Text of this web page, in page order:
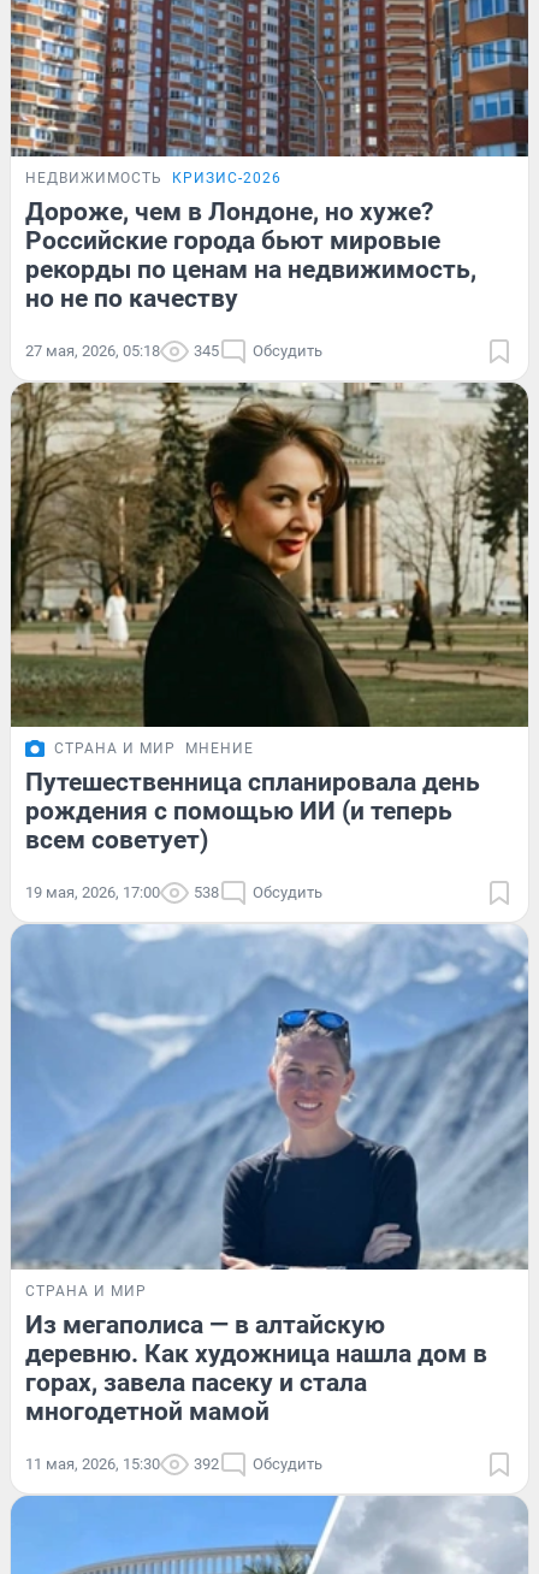
НЕДВИЖИМОСТЬ КРИЗИС-2026
Дороже, чем в Лондоне, но хуже?
Российские города бьют мировые
рекорды по ценам на недвижимость,
но не по качеству
27 мая, 2026, 05:18 345 Обсудить
СТРАНА И МИР МНЕНИЕ
Путешественница спланировала день
рождения с помощью ИИ (и теперь
всем советует)
19 мая, 2026, 17:00 538 Обсудить
СТРАНА И МИР
Из мегаполиса — в алтайскую
деревню. Как художница нашла дом в
горах, завела пасеку и стала
многодетной мамой
11 мая, 2026, 15:30 392 Обсудить